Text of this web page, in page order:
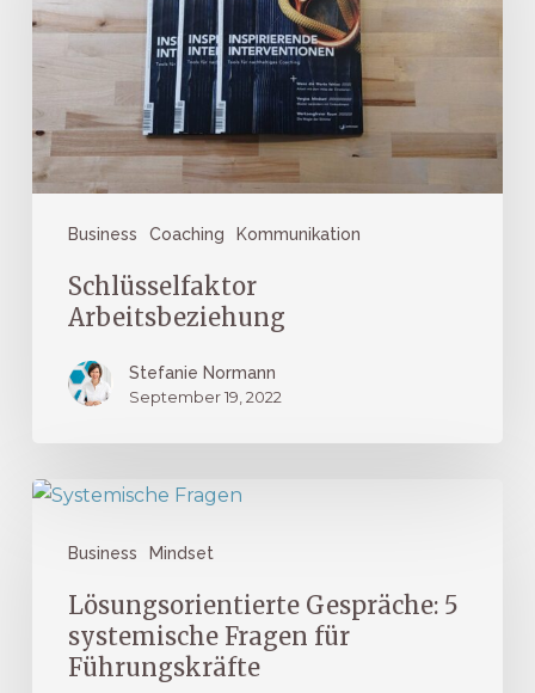
Business Coaching Kommunikation
Schlüsselfaktor
Arbeitsbeziehung
Stefanie Normann
September 19, 2022
Business Mindset
Lösungsorientierte
systemische
Fragen
Lösungsorientierte Gespräche: 5
systemische Fragen für
Führungskräfte